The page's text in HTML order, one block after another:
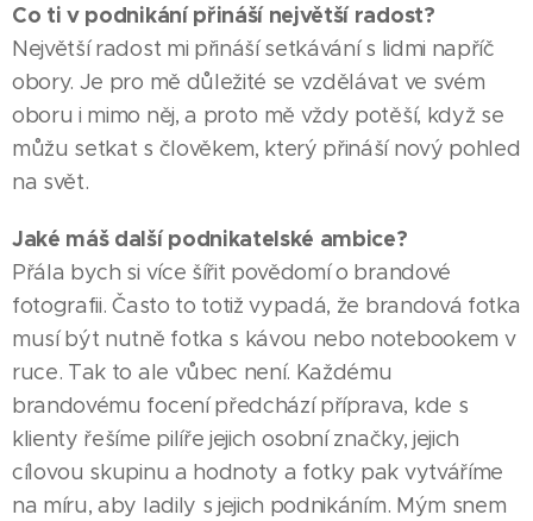
Co ti v podnikání přináší největší radost?
Největší radost mi přináší setkávání s lidmi napříč
obory. Je pro mě důležité se vzdělávat ve svém
oboru i mimo něj, a proto mě vždy potěší, když se
můžu setkat s člověkem, který přináší nový pohled
na svět.
Jaké máš další podnikatelské ambice?
Přála bych si více šířit povědomí o brandové
fotografii. Často to totiž vypadá, že brandová fotka
musí být nutně fotka s kávou nebo notebookem v
ruce. Tak to ale vůbec není. Každému
brandovému focení předchází příprava, kde s
klienty řešíme pilíře jejich osobní značky, jejich
cílovou skupinu a hodnoty a fotky pak vytváříme
na míru, aby ladily s jejich podnikáním. Mým snem